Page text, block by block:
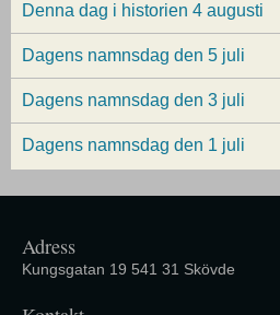
Denna dag i historien 4 augusti
Dagens namnsdag den 5 juli
Dagens namnsdag den 3 juli
Dagens namnsdag den 1 juli
Adress
Kungsgatan 19 541 31 Skövde